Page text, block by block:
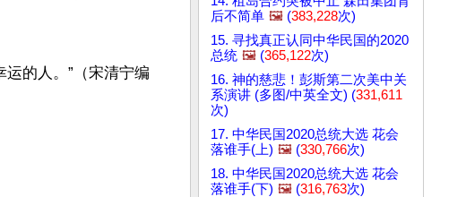
的人。”（宋清宁编
后不简单 🖼️ (383,228次)
15. 寻找真正认同中华民国的2020
总统 🖼️ (365,122次)
16. 神的慈悲！彭斯第二次美中关
系演讲 (多图/中英全文) (331,611
次)
17. 中华民国2020总统大选 花会
落谁手(上) 🖼️ (330,766次)
18. 中华民国2020总统大选 花会
落谁手(下) 🖼️ (316,763次)